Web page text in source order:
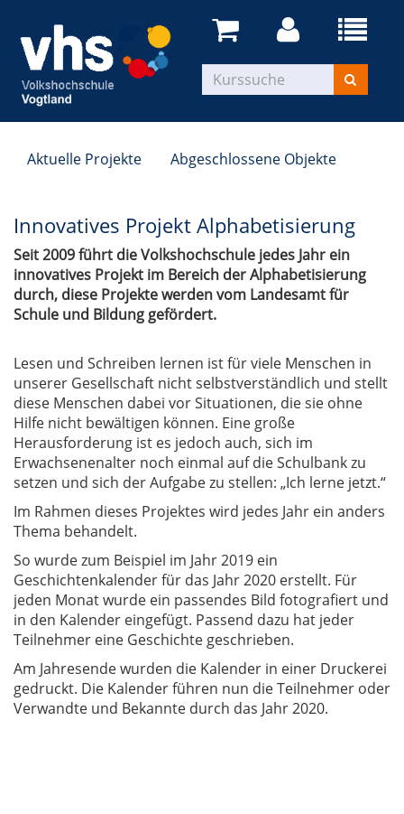
Aktuelle Projekte Abgeschlossene Objekte
Innovatives Projekt Alphabetisierung
Seit 2009 führt die Volkshochschule jedes Jahr ein
innovatives Projekt im Bereich der Alphabetisierung
durch, diese Projekte werden vom Landesamt für
Schule und Bildung gefördert.
Lesen und Schreiben lernen ist für viele Menschen in
unserer Gesellschaft nicht selbstverständlich und stellt
diese Menschen dabei vor Situationen, die sie ohne
Hilfe nicht bewältigen können. Eine große
Herausforderung ist es jedoch auch, sich im
Erwachsenenalter noch einmal auf die Schulbank zu
setzen und sich der Aufgabe zu stellen: „Ich lerne jetzt.“
Im Rahmen dieses Projektes wird jedes Jahr ein anders
Thema behandelt.
So wurde zum Beispiel im Jahr 2019 ein
Geschichtenkalender für das Jahr 2020 erstellt. Für
jeden Monat wurde ein passendes Bild fotografiert und
in den Kalender eingefügt. Passend dazu hat jeder
Teilnehmer eine Geschichte geschrieben.
Am Jahresende wurden die Kalender in einer Druckerei
gedruckt. Die Kalender führen nun die Teilnehmer oder
Verwandte und Bekannte durch das Jahr 2020.